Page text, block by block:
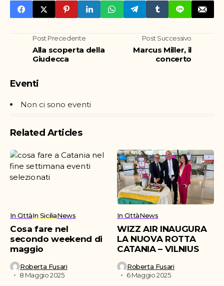
Post Precedente
Alla scoperta della
Giudecca
Post Successivo
Marcus Miller, il
concerto
Eventi
Non ci sono eventi
Related Articles
In CittàIn SiciliaNews
Cosa fare nel
secondo weekend di
maggio
Roberta Fusari
8 Maggio 2025
In CittàNews
WIZZ AIR INAUGURA
LA NUOVA ROTTA
CATANIA – VILNIUS
Roberta Fusari
6 Maggio 2025